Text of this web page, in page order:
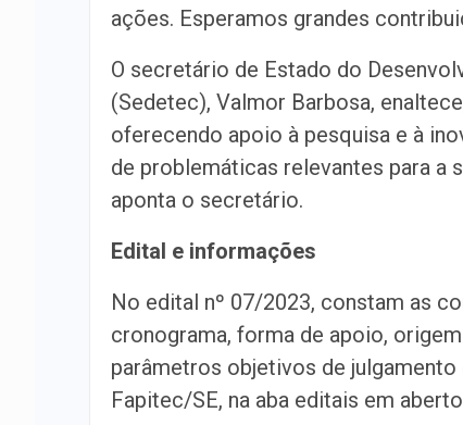
ações. Esperamos grandes
O secretário de Estado do
(Sedetec), Valmor Barbosa,
oferecendo apoio à pesquisa e à
de problemáticas relevantes para a
aponta o secretário.
Edital e informações
No edital nº 07/2023, constam as
cronograma, forma de apoio,
parâmetros objetivos de
Fapitec/SE, na aba editais em